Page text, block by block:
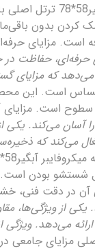
حوله
کردن بدون
است. مزایای
حفاظت در
می‌دهد که مزایای
حساس است. این
آسان می‌کند. یکی
که
بودن است.
آن در دقت
یکی از
می‌دهد. ویژگی